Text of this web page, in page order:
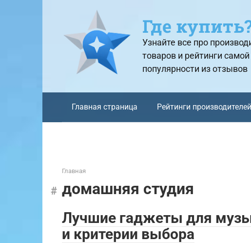
Где
Узнайте все про
товаров и рейтинги
популярности из отзывов
Главная страница Рейтинги производителей
Главная
домашняя студия
Лучшие гаджеты для
и критерии выбора